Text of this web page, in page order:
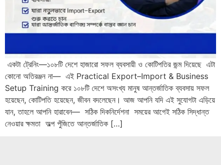
একটা ট্রেনিং—১০৮টি দেশে হাজারো সফল ব্যবসায়ী ও কোটিপতির জন্ম দিয়েছে এটা
কোনো অতিরঞ্জন না— এই Practical Export–Import & Business
Setup Training করে ১০৮টি দেশে অসংখ্য মানুষ আন্তর্জাতিক ব্যবসায় সফল
হয়েছেন, কোটিপতি হয়েছেন, জীবন বদলেছেন। আজ আপনি যদি এই সুযোগটা এড়িয়ে
যান, তাহলে আপনি হারাবেন— সঠিক দিকনির্দেশনা সময়ের আগেই সঠিক সিদ্ধান্ত
নেওয়ার ক্ষমতা অল্প পুঁজিতে আন্তর্জাতিক […]